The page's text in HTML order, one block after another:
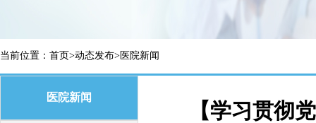
当前位置： 首页>动态发布> 医院新闻
医院新闻
【学习贯彻